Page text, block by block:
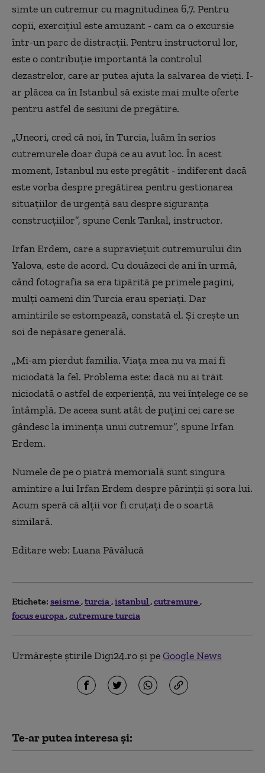
simte un cutremur cu magnitudinea 6,7. Pentru
copii, exercițiul esteamuzant - cam ca o excursie
într-un parc de distracții. Pentru instructorul lor,
este o contribuție importantă la controlul
dezastrelor, care ar putea ajuta la salvarea de vieți. I-
ar plăcea ca în Istanbul să existe mai multe oferte
pentru astfel de sesiuni de pregătire.
„Uneori, cred că noi, în Turcia, luăm în serios
cutremurele doar după ce au avut loc. În acest
moment, Istanbul nu este pregătit - indiferent dacă
este vorba despre pregătirea pentru gestionarea
situațiilor de urgență sau despre siguranța
construcțiilor”, spune Cenk Tankal, instructor.
Irfan Erdem, care a supraviețuit cutremurului din
Yalova, este de acord. Cu douăzeci de ani în urmă,
când fotografia saeratipărită pe primele pagini,
mulți oameni din Turciaerau speriați. Dar
amintirile se estompează, constată el. Și crește un
soi de nepăsare generală.
„Mi-am pierdut familia. Viața mea nu va mai fi
niciodată la fel. Problema este: dacă nu ai trăit
niciodată o astfel de experiență, nu vei înțelege ce se
întâmplă. De aceea sunt atât de puțini cei care se
gândesc la iminența unui cutremur”, spune Irfan
Erdem.
Numele de pe o piatră memorială sunt singura
amintire a lui Irfan Erdem despre părinții și sora lui.
Acum speră că alții vor fi cruțați deo soartă
similară.
Editare web: Luana Păvălucă
Etichete: seisme turcia istanbul cutremure
focus europa cutremure turcia
Urmărește știrile Digi24.ro și peGoogle News
Te-ar putea interesa și: